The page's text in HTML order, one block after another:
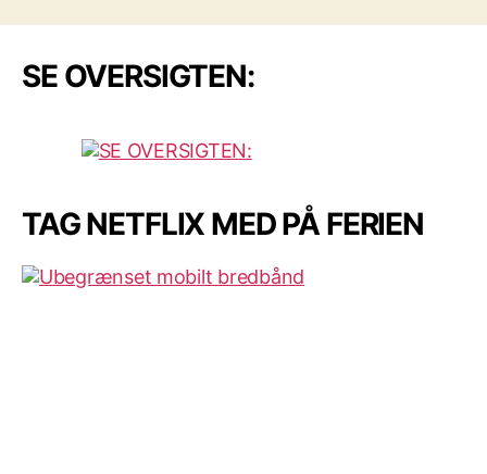
SE OVERSIGTEN:
TAG NETFLIX MED PÅ FERIEN